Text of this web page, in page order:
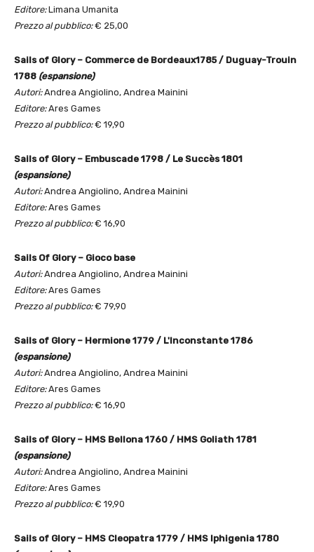
Editore:Limana Umanita
Prezzo al pubblico:€ 25,00
Sails of Glory – Commerce de Bordeaux1785 / Duguay-Trouin
1788 (espansione)
Autori:Andrea Angiolino, Andrea Mainini
Editore:Ares Games
Prezzo al pubblico:€ 19,90
Sails of Glory – Embuscade 1798 / Le Succès 1801
(espansione)
Autori:Andrea Angiolino, Andrea Mainini
Editore:Ares Games
Prezzo al pubblico:€ 16,90
Sails Of Glory – Gioco base
Autori:Andrea Angiolino, Andrea Mainini
Editore:Ares Games
Prezzo al pubblico:€ 79,90
Sails of Glory – Hermione 1779 / L'Inconstante 1786
(espansione)
Autori:Andrea Angiolino, Andrea Mainini
Editore:Ares Games
Prezzo al pubblico:€ 16,90
Sails of Glory – HMS Bellona 1760 / HMS Goliath 1781
(espansione)
Autori:Andrea Angiolino, Andrea Mainini
Editore:Ares Games
Prezzo al pubblico:€ 19,90
Sails of Glory – HMS Cleopatra 1779 / HMS Iphigenia 1780